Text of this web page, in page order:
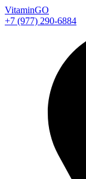
VitaminGO
+7 (977) 290-6884